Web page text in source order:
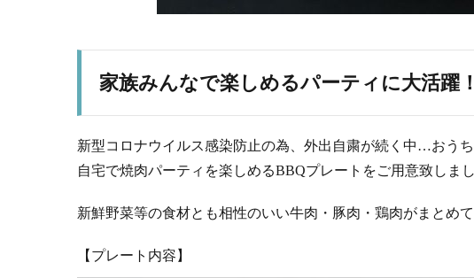
家族みんなで楽しめるパーティに大活躍
新型コロナウイルス感染防止の為、外出自粛が続く中…おう
自宅で焼肉パーティを楽しめるBBQプレートをご用意致しまし
新鮮野菜等の食材とも相性のいい牛肉・豚肉・鶏肉がまと
【プレート内容】